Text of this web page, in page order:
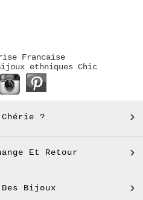
Francaise
ethniques Chic
?
Et Retour
Bijoux